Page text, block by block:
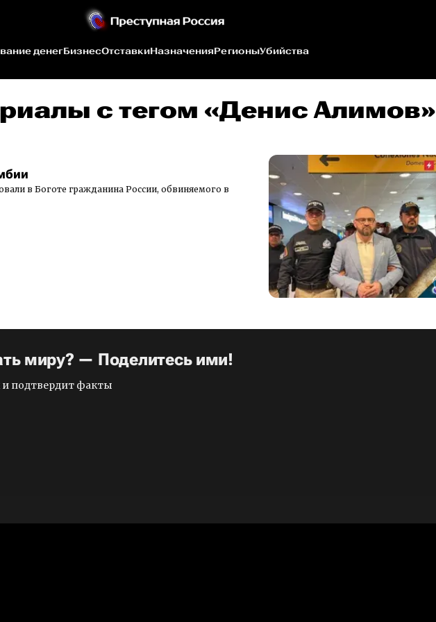
денегБизнесОтставкиНазначенияРегионыУбийства
c тегом «Денис Алимов»
в Боготе гражданина России, обвиняемого в
миру? — Поделитесь ими!
и подтвердит факты